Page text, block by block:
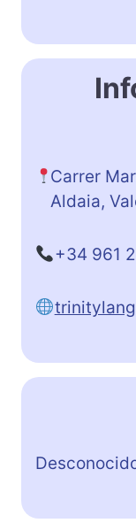
Carrer
Aldaia,
+34 961